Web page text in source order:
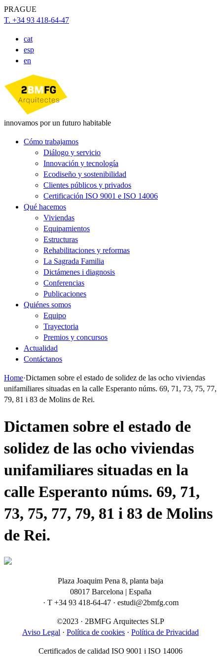
PRAGUE
T. +34 93 418-64-47
cat
esp
en
innovamos por un futuro habitable
Cómo trabajamos
Diálogo y servicio
Innovación y tecnología
Ecodiseño y sostenibilidad
Clientes públicos y privados
Certificación ISO 9001 e ISO 14006
Qué hacemos
Viviendas
Equipamientos
Estructuras
Rehabilitaciones y reformas
La Sagrada Familia
Dictámenes i diagnosis
Conferencias
Publicaciones
Quiénes somos
Equipo
Trayectoria
Premios y concursos
Actualidad
Contáctanos
Home·Dictamen sobre el estado de solidez de las ocho viviendas
unifamiliares situadas en la calle Esperanto núms. 69, 71, 73, 75, 77,
79, 81 i 83 de Molins de Rei.
Dictamen sobre el estado de
solidez de las ocho viviendas
unifamiliares situadas en la
calle Esperanto núms. 69, 71,
73, 75, 77, 79, 81 i 83 de Molins
de Rei.
Plaza Joaquim Pena 8, planta baja
08017 Barcelona | España
· T +34 93 418-64-47 · estudi@2bmfg.com
©2023 · 2BMFG Arquitectes SLP
Aviso Legal · Política de cookies · Política de Privacidad
Certificados de calidad ISO 9001 i ISO 14006